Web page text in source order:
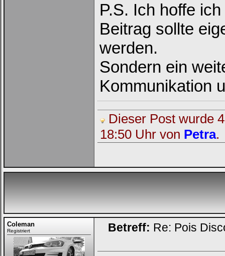
vergessen|Registrieren
P.S. Ich hoffe
Beitrag sollte
werden.
Sondern ein
Kommunikation
Dieser Post wurde
18:50 Uhr von Petra.
Coleman
Registriert Betreff: Re: Pois